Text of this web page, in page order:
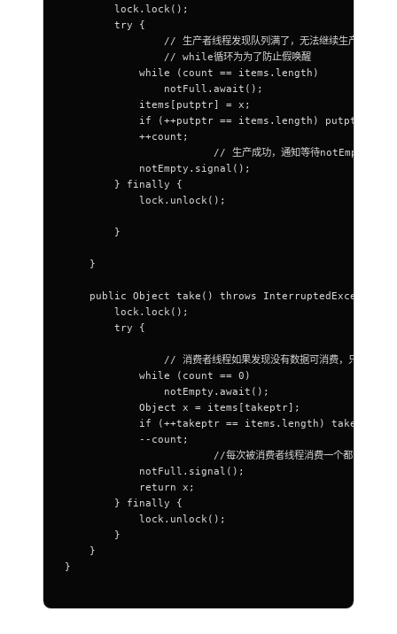
        lock.lock();
        try {
// 生产者线程发现队列满了，无法继续生产，只
		// while循环为为了防止假唤醒
            while (count == items.length)
                notFull.await();
            items[putptr] = x;
            if (++putptr == items.length) putptr = 0;
            ++count;
// 生产成功，通知等待notEmpty条件
            notEmpty.signal();
        } finally {
            lock.unlock();
        }
    }
public Object take() throws InterruptedException
        lock.lock();
        try {
// 消费者线程如果发现没有数据可消费，只能排
            while (count == 0)
                notEmpty.await();
            Object x = items[takeptr];
if (++takeptr == items.length) takeptr =
            --count;
//每次被消费者线程消费一个都会发
            notFull.signal();
            return x;
        } finally {
            lock.unlock();
        }
    }
}